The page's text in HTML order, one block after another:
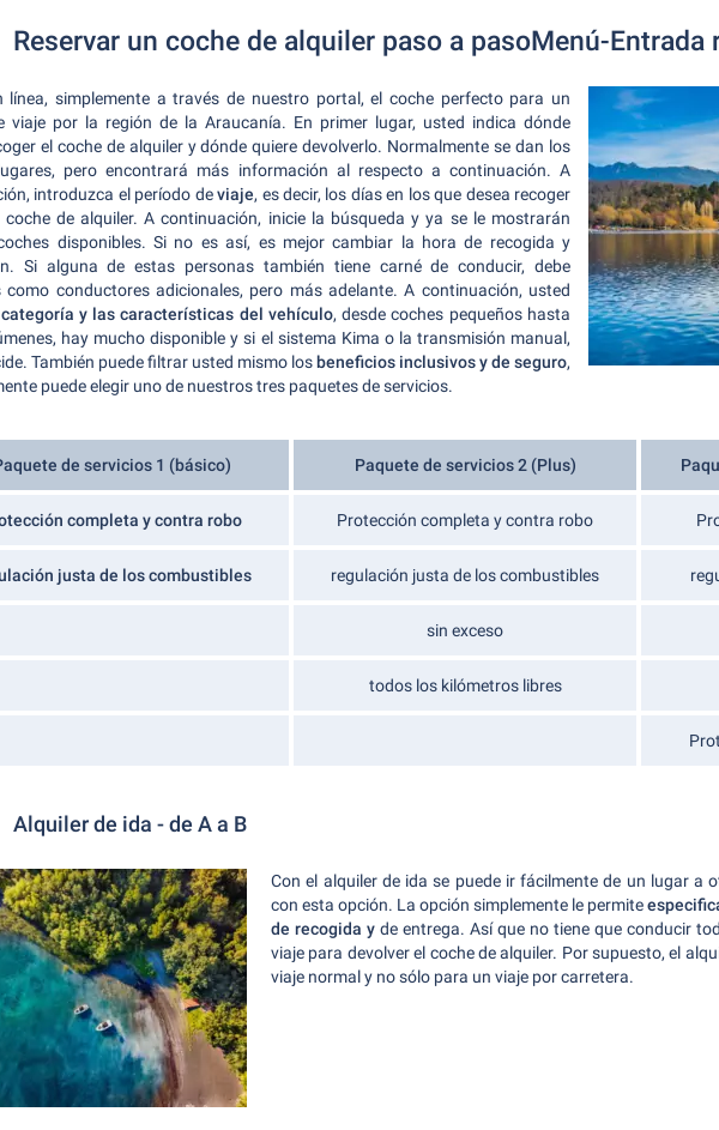
Reservar un coche de alquiler paso a pasoMenú-Entrada
línea, simplemente a través de nuestro portal, el coche perfecto para un
viaje por la región de la Araucanía. En primer lugar, usted indica dónde
el coche de alquiler y dónde quiere devolverlo. Normalmente se dan los
pero encontrará más información al respecto a continuación. A
introduzca el período deviaje, es decir, los días en los que desea recoger
coche de alquiler. A continuación, inicie la búsqueda y ya se le mostrarán
disponibles. Si no es así, es mejor cambiar la hora de recogida y
Si alguna de estas personas también tiene carné de conducir, debe
como conductores adicionales, pero más adelante. A continuación, usted
categoría y las características del vehículo, desde coches pequeños hasta
hay mucho disponible y si el sistema Kima o la transmisión manual,
También puede filtrar usted mismo los beneficios inclusivos y de seguro,
puede elegir uno de nuestros tres paquetes de servicios.
de servicios 1 (básico) Paquete de servicios 2 (Plus)
completa y contra robo Protección completa y contra robo
justa de los combustibles regulación justa de los combustibles
sin exceso
todos los kilómetros libres
Alquiler de ida - de A a B
Con el alquiler de ida se puede ir fácilmente de un lugar a
con esta opción. La opción simplemente le permite
de recogida y de entrega. Así que no tiene que conducir
viaje para devolver el coche de alquiler. Por supuesto, el
viaje normal y no sólo para un viaje por carretera.